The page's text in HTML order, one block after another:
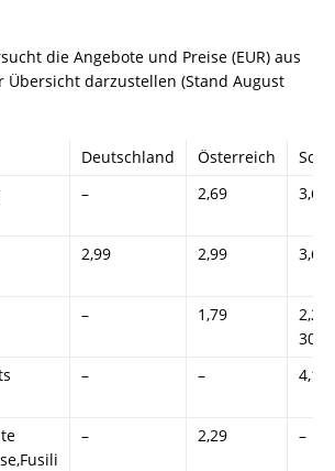
die Angebote und Preise (EUR) aus
Übersicht darzustellen (Stand August
Deutschland Österreich
– 2,69 3,67
2,99 2,99 3,67
– 1,79
2,29
300
– – 4,13
– 2,29 –